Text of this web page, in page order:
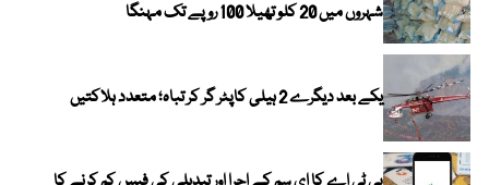
شہروں میں 20 کلو تھیلا 100 روپے تک مہنگا
یکے بعد دیگرے 2 ہیلی کاپٹر گر کر تباہ؛ متعدد ہلاکتیں